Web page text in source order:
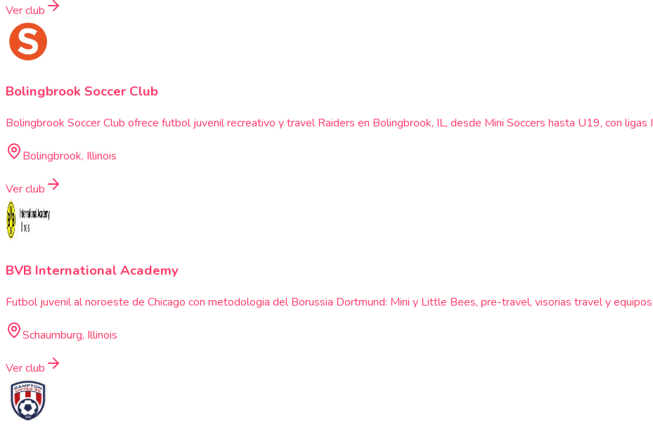
Ver club
Bolingbrook Soccer Club
Bolingbrook Soccer Club ofrece futbol juvenil recreativo y travel Raiders en Bolingbrook, IL, desde Mini Soccers hasta U19, con ligas
Bolingbrook, Illinois
Ver club
BVB International Academy
Futbol juvenil al noroeste de Chicago con metodologia del Borussia Dortmund: Mini y Little Bees, pre-travel, visorias travel y
Schaumburg, Illinois
Ver club